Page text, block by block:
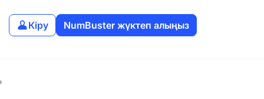
Кіру NumBuster жүктеп алыңыз